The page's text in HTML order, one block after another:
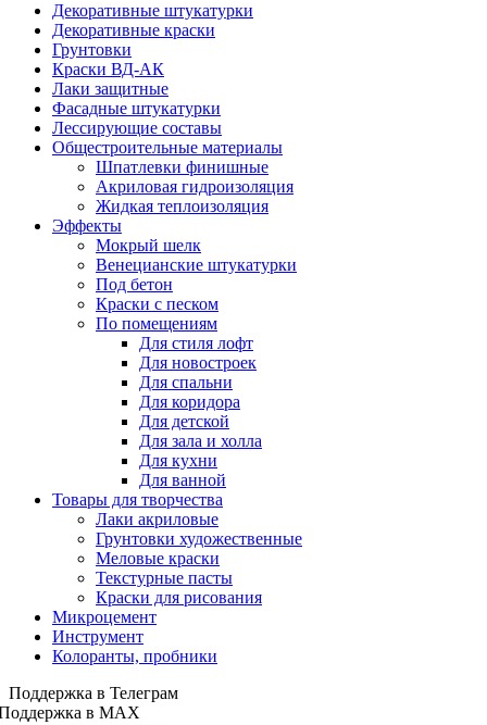
Декоративные штукатурки
Декоративные краски
Грунтовки
Краски ВД-АК
Лаки защитные
Фасадные штукатурки
Лессирующие составы
Общестроительные материалы
Шпатлевки финишные
Акриловая гидроизоляция
Жидкая теплоизоляция
Эффекты
Мокрый шелк
Венецианские штукатурки
Под бетон
Краски с песком
По помещениям
Для стиля лофт
Для новостроек
Для спальни
Для коридора
Для детской
Для зала и холла
Для кухни
Для ванной
Товары для творчества
Лаки акриловые
Грунтовки художественные
Меловые краски
Текстурные пасты
Краски для рисования
Микроцемент
Инструмент
Колоранты, пробники
Поддержка в Телеграм
в MAX